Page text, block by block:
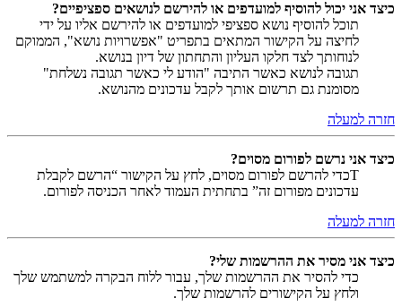
כיצד אני יכול להוסיף למועדפים או להירשם לנושאים ספציפיים?
תוכל להוסיף נושא ספציפי למועדפים או להירשם אליו על ידי
לחיצה על הקישור המתאים בתפריט "אפשרויות נושא", הממוקם
לנוחותך לצד חלקו העליון והתחתון של דיון בנושא.
תגובה לנושא כאשר התיבה "הודע לי כאשר תגובה נשלחת"
מסומנת גם תרשום אותך לקבל עדכונים מהנושא.
חזרה למעלה
כיצד אני נרשם לפורום מסוים?
Tכדי להרשם לפורום מסוים, לחץ על הקישור “הרשם לקבלת
עדכונים מפורום זה” בתחתית העמוד לאחר הכניסה לפורום.
חזרה למעלה
כיצד אני מסיר את ההרשמות שלי?
כדי להסיר את ההרשמות שלך, עבור ללוח הבקרה למשתמש שלך
ולחץ על הקישורים להרשמות שלך.